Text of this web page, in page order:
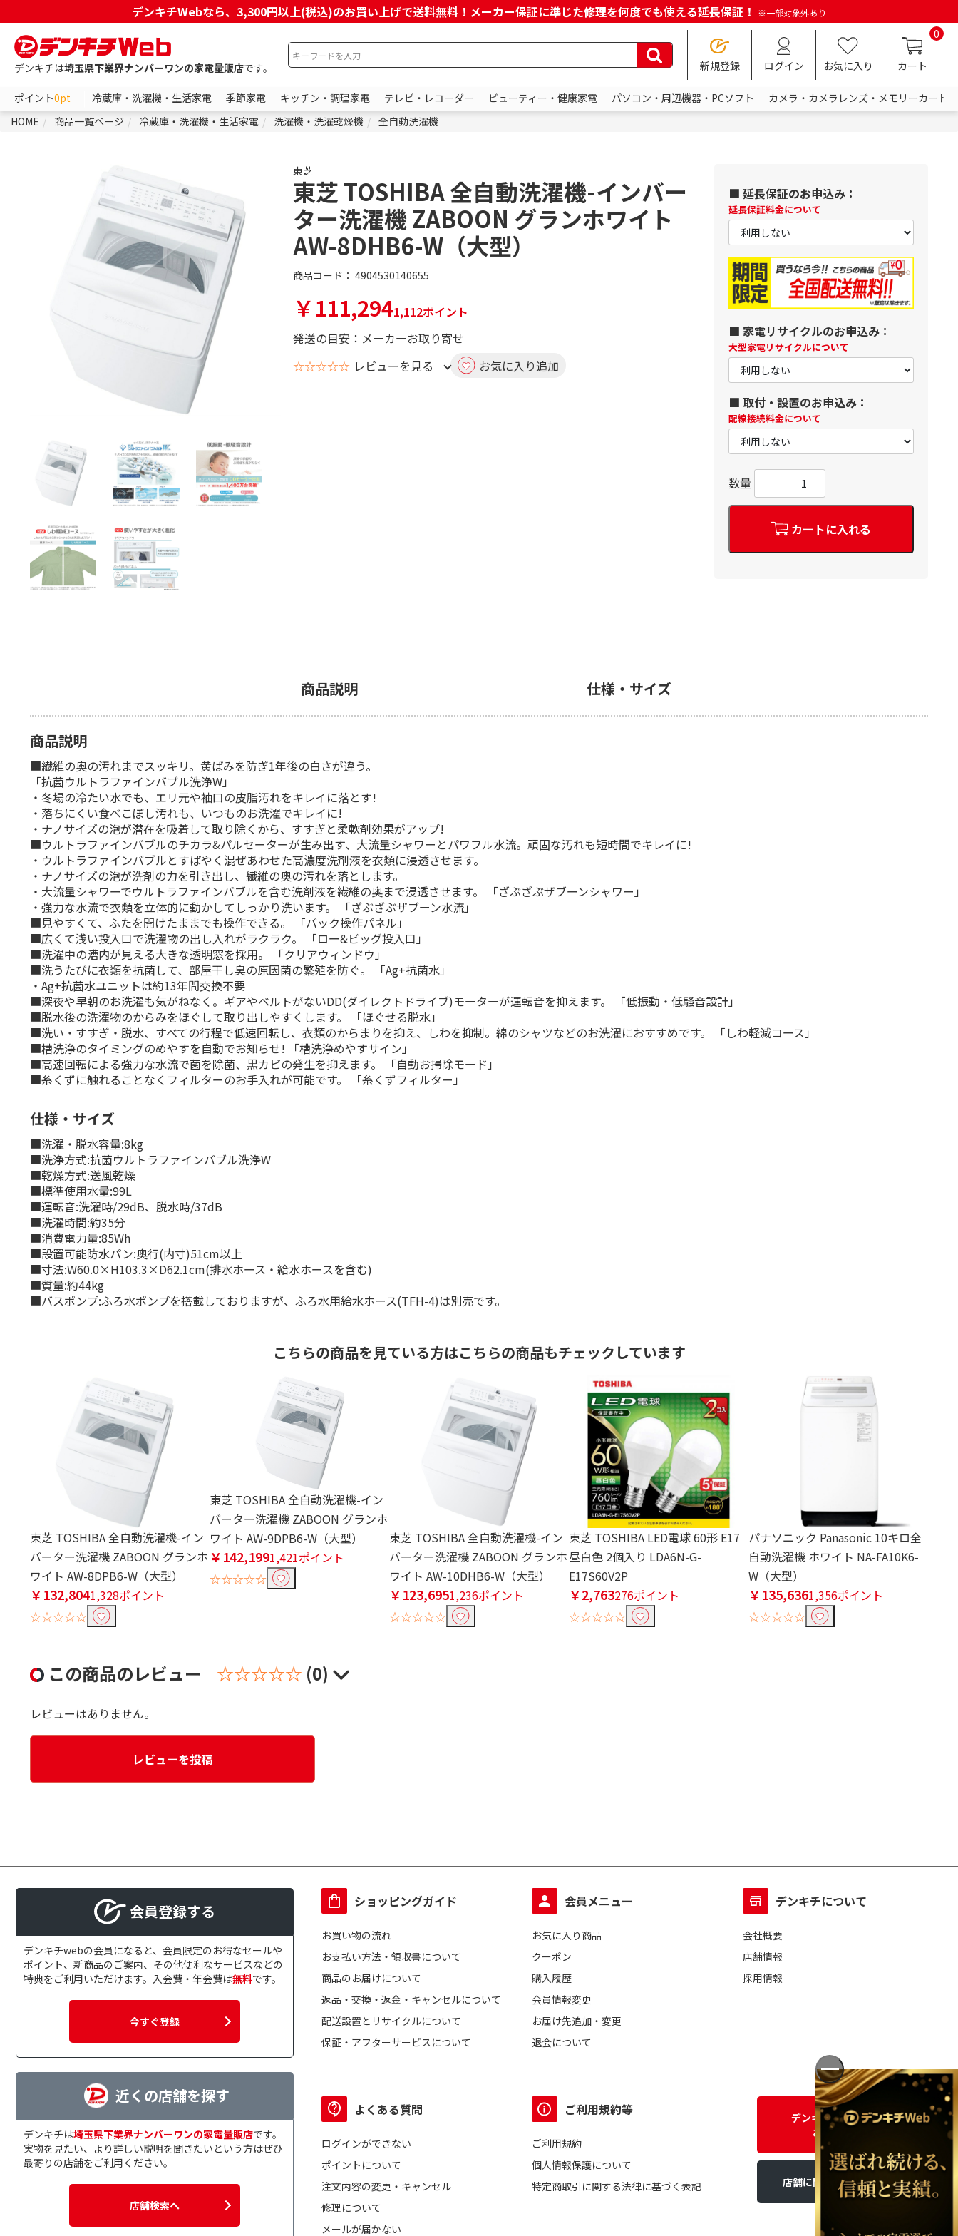
デンキチWebなら、3,300円以上(税込)のお買い上げで送料無料！メーカー保証に準じた修理を何度でも使える延長保証！ ※一部対象外あり
デンキチは埼玉県下業界ナンバーワンの家電量販店です。 新規登録 ログイン お気に入り
0
カート
ポイント0pt 冷蔵庫・洗濯機・生活家電 季節家電 キッチン・調理家電 テレビ・レコーダー ビューティー・健康家電 パソコン・周辺機器・PCソフト
カメラ・カメラレンズ・メモリーカード
HOME
商品一覧ページ 冷蔵庫・洗濯機・生活家電 洗濯機・洗濯乾燥機 全自動洗濯機
東芝
東芝 TOSHIBA 全自動洗濯機-インバー
ター洗濯機 ZABOON グランホワイト
AW-8DHB6-W（大型）
商品コード： 4904530140655
￥111,2941,112ポイント
発送の目安：メーカーお取り寄せ
☆☆☆☆☆ レビューを見る お気に入り追加
■ 延長保証のお申込み：
延長保証料金について
■ 家電リサイクルのお申込み：
大型家電リサイクルについて
■ 取付・設置のお申込み：
配線接続料金について
数量
カートに入れる
商品説明 仕様・サイズ
商品説明
■繊維の奥の汚れまでスッキリ。黄ばみを防ぎ1年後の白さが違う。
「抗菌ウルトラファインバブル洗浄W」
・冬場の冷たい水でも、エリ元や袖口の皮脂汚れをキレイに落とす!
・落ちにくい食べこぼし汚れも、いつものお洗濯でキレイに!
・ナノサイズの泡が潜在を吸着して取り除くから、すすぎと柔軟剤効果がアップ!
■ウルトラファインバブルのチカラ&パルセーターが生み出す、大流量シャワーとパワフル水流。頑固な汚れも短時間でキレイに!
・ウルトラファインバブルとすばやく混ぜあわせた高濃度洗剤液を衣類に浸透させます。
・ナノサイズの泡が洗剤の力を引き出し、繊維の奥の汚れを落とします。
・大流量シャワーでウルトラファインバブルを含む洗剤液を繊維の奥まで浸透させます。 「ざぶざぶザブーンシャワー」
・強力な水流で衣類を立体的に動かしてしっかり洗います。 「ざぶざぶザブーン水流」
■見やすくて、ふたを開けたままでも操作できる。 「バック操作パネル」
■広くて浅い投入口で洗濯物の出し入れがラクラク。 「ロー&ビッグ投入口」
■洗濯中の漕内が見える大きな透明窓を採用。 「クリアウィンドウ」
■洗うたびに衣類を抗菌して、部屋干し臭の原因菌の繁殖を防ぐ。 「Ag+抗菌水」
・Ag+抗菌水ユニットは約13年間交換不要
■深夜や早朝のお洗濯も気がねなく。ギアやベルトがないDD(ダイレクトドライブ)モーターが運転音を抑えます。 「低振動・低騒音設計」
■脱水後の洗濯物のからみをほぐして取り出しやすくします。 「ほぐせる脱水」
■洗い・すすぎ・脱水、すべての行程で低速回転し、衣類のからまりを抑え、しわを抑制。綿のシャツなどのお洗濯におすすめです。 「しわ軽減コース」
■槽洗浄のタイミングのめやすを自動でお知らせ! 「槽洗浄めやすサイン」
■高速回転による強力な水流で菌を除菌、黒カビの発生を抑えます。 「自動お掃除モード」
■糸くずに触れることなくフィルターのお手入れが可能です。 「糸くずフィルター」
仕様・サイズ
■洗濯・脱水容量:8kg
■洗浄方式:抗菌ウルトラファインバブル洗浄W
■乾燥方式:送風乾燥
■標準使用水量:99L
■運転音:洗濯時/29dB、脱水時/37dB
■洗濯時間:約35分
■消費電力量:85Wh
■設置可能防水パン:奥行(内寸)51cm以上
■寸法:W60.0×H103.3×D62.1cm(排水ホース・給水ホースを含む)
■質量:約44kg
■バスポンプ:ふろ水ポンプを搭載しておりますが、ふろ水用給水ホース(TFH-4)は別売です。
こちらの商品を見ている方はこちらの商品もチェックしています
東芝 TOSHIBA 全自動洗濯機-イン
バーター洗濯機 ZABOON グランホ
ワイト AW-8DPB6-W（大型）
￥132,8041,328ポイント
☆☆☆☆☆
東芝 TOSHIBA 全自動洗濯機-イン
バーター洗濯機 ZABOON グランホ
ワイト AW-9DPB6-W（大型）
￥142,1991,421ポイント
☆☆☆☆☆
東芝 TOSHIBA 全自動洗濯機-イン
バーター洗濯機 ZABOON グランホ
ワイト AW-10DHB6-W（大型）
￥123,6951,236ポイント
☆☆☆☆☆
東芝 TOSHIBA LED電球 60形 E17
昼白色 2個入り LDA6N-G-
E17S60V2P
￥2,763276ポイント
☆☆☆☆☆
パナソニック Panasonic 10キロ全
自動洗濯機 ホワイト NA-FA10K6-
W（大型）
￥135,6361,356ポイント
☆☆☆☆☆
この商品のレビュー ☆☆☆☆☆ (0)
レビューはありません。
レビューを投稿
会員登録する
デンキチwebの会員になると、会員限定のお得なセールや
ポイント、新商品のご案内、その他便利なサービスなどの
特典をご利用いただけます。入会費・年会費は無料です。
今すぐ登録
近くの店舗を探す
デンキチは埼玉県下業界ナンバーワンの家電量販店です。
実物を見たい、より詳しい説明を聞きたいという方はぜひ
最寄りの店舗をご利用ください。
店舗検索へ
ショッピングガイド
お買い物の流れ
お支払い方法・領収書について
商品のお届けについて
返品・交換・返金・キャンセルについて
配送設置とリサイクルについて
保証・アフターサービスについて
会員メニュー
お気に入り商品
クーポン
購入履歴
会員情報変更
お届け先追加・変更
退会について
デンキチについて
会社概要
店舗情報
採用情報
よくある質問
ログインができない
ポイントについて
注文内容の変更・キャンセル
修理について
メールが届かない
ご利用規約等
ご利用規約
個人情報保護について
特定商取引に関する法律に基づく表記
デンキチWEBに関する
お問い合わせ
店舗に関するお問い合わせ